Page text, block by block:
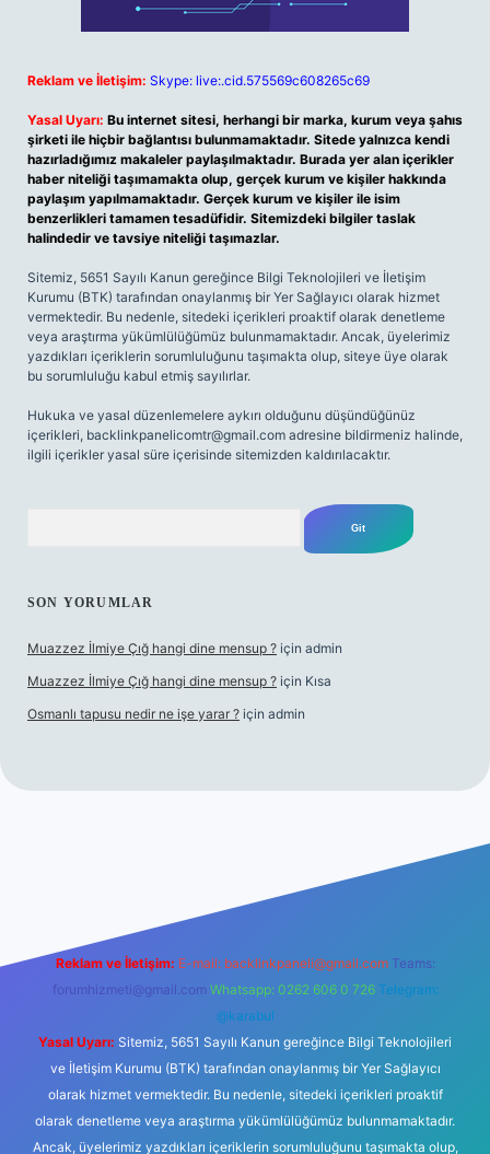
Reklam ve İletişim: Skype: live:.cid.575569c608265c69
Yasal Uyarı: Bu internet sitesi, herhangi bir marka, kurum veya şahıs
şirketi ile hiçbir bağlantısı bulunmamaktadır. Sitede yalnızca kendi
hazırladığımız makaleler paylaşılmaktadır. Burada yer alan içerikler
haber niteliği taşımamakta olup, gerçek kurum ve kişiler hakkında
paylaşım yapılmamaktadır. Gerçek kurum ve kişiler ile isim
benzerlikleri tamamen tesadüfidir. Sitemizdeki bilgiler taslak
halindedir ve tavsiye niteliği taşımazlar.
Sitemiz, 5651 Sayılı Kanun gereğince Bilgi Teknolojileri ve İletişim
Kurumu (BTK) tarafından onaylanmış bir Yer Sağlayıcı olarak hizmet
vermektedir. Bu nedenle, sitedeki içerikleri proaktif olarak denetleme
veya araştırma yükümlülüğümüz bulunmamaktadır. Ancak, üyelerimiz
yazdıkları içeriklerin sorumluluğunu taşımakta olup, siteye üye olarak
bu sorumluluğu kabul etmiş sayılırlar.
Hukuka ve yasal düzenlemelere aykırı olduğunu düşündüğünüz
içerikleri, backlinkpanelicomtr@gmail.com adresine bildirmeniz halinde,
ilgili içerikler yasal süre içerisinde sitemizden kaldırılacaktır.
SON YORUMLAR
Muazzez İlmiye Çığ hangi dine mensup ? için admin
Muazzez İlmiye Çığ hangi dine mensup ? için Kısa
Osmanlı tapusu nedir ne işe yarar ? için admin
m elexbet
Reklam ve İletişim: E-mail: backlinkpaneli@gmail.com Teams:
forumhizmeti@gmail.com Whatsapp: 0262 606 0 726 Telegram:
@karabul
Yasal Uyarı: Sitemiz, 5651 Sayılı Kanun gereğince Bilgi Teknolojileri
ve İletişim Kurumu (BTK) tarafından onaylanmış bir Yer Sağlayıcı
olarak hizmet vermektedir. Bu nedenle, sitedeki içerikleri proaktif
olarak denetleme veya araştırma yükümlülüğümüz bulunmamaktadır.
Ancak, üyelerimiz yazdıkları içeriklerin sorumluluğunu taşımakta olup,